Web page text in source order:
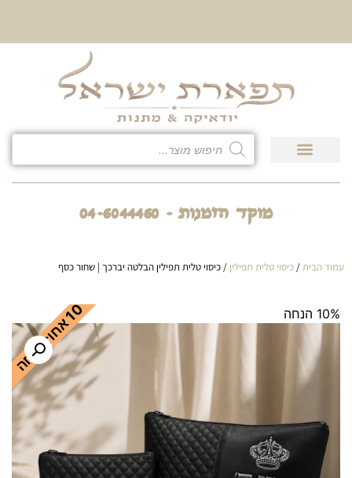
מוקד הזמנות - 04-6044460
עמוד הבית/ כיסוי טלית תפילין / כיסוי טלית תפילין הבלטה יברכך | שחור כסף
10א
ח
ו
ז
ה
נ
חה 10% הנחה